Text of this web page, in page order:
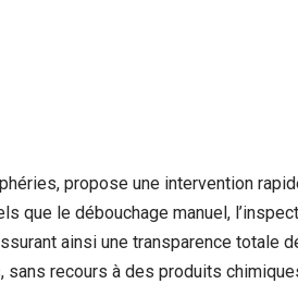
propose une intervention
le débouchage manuel,
ainsi une transparence totale
recours à des produits